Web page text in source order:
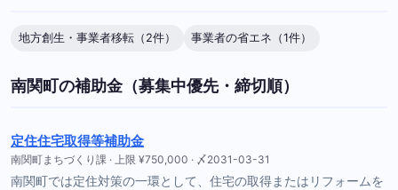
地方創生・事業者移転（2件） 事業者の省エネ（1件）
南関町の補助金（募集中優先・締切順）
定住住宅取得等補助金
南関町まちづくり課 · 上限 ¥750,000 · 〆2031-03-31
南関町では定住対策の一環として、住宅の取得またはリフォームを